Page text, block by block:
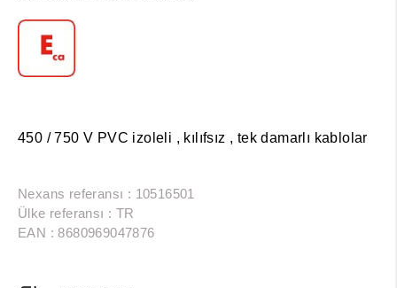
450 / 750 V PVC izoleli , kılıfsız , tek damarlı kablolar
Nexans referansı : 10516501
Ülke referansı : TR
EAN : 8680969047876